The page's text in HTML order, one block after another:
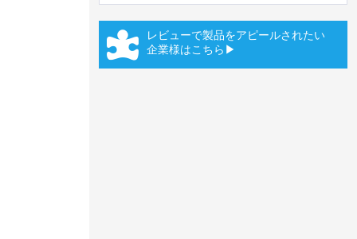
レビューで製品をアピールされたい
企業様はこちら▶